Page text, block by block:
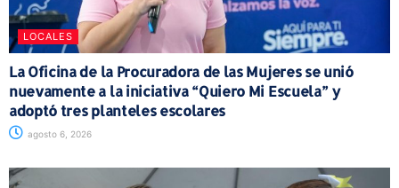
LOCALES
La Oficina de la Procuradora de las Mujeres se unió
nuevamente a la iniciativa “Quiero Mi Escuela” y
adoptó tres planteles escolares
agosto 6, 2026